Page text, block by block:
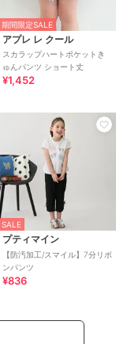
期間限定SALE
アプレ レ クール
スカラップハートポケットき
ゅんパンツ ショート丈
¥1,452
SALE
プティマイン
【防汚加工/スマイル】7分リボ
ンパンツ
¥836